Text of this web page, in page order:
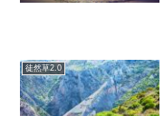
徒然草2.0